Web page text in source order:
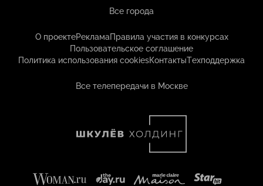
Все города
О проектеРекламаПравила участия в конкурсах
Пользовательское соглашение
Политика использования cookiesКонтактыТехподдержка
Все телепередачи в Москве